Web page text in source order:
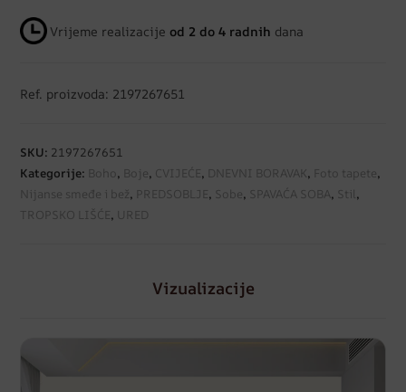
Vrijeme realizacije od 2 do 4 radnih dana
Ref. proizvoda: 2197267651
SKU: 2197267651
Kategorije: Boho , Boje, CVIJEĆE, DNEVNI BORAVAK, Foto tapete,
Nijanse smeđe i bež, PREDSOBLJE, Sobe, SPAVAĆA SOBA, Stil,
TROPSKO LIŠĆE, URED
Vizualizacije